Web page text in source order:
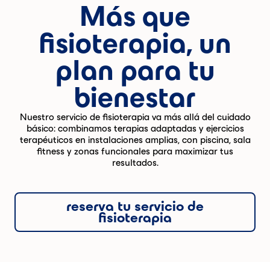
Más que
fisioterapia, un
plan para tu
bienestar
Nuestro servicio de fisioterapia va más allá del cuidado
básico: combinamos terapias adaptadas y ejercicios
terapéuticos en instalaciones amplias, con piscina, sala
fitness y zonas funcionales para maximizar tus
resultados.
reserva tu servicio de
fisioterapia